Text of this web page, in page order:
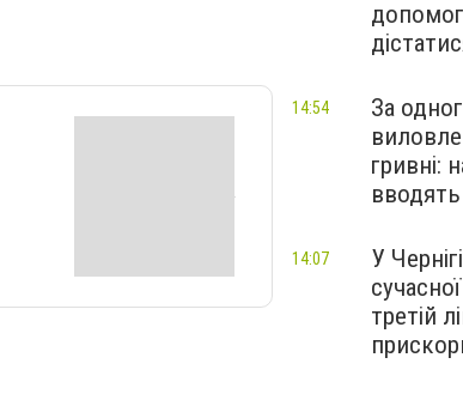
За
гривні:
14:54
У
третій
14:07